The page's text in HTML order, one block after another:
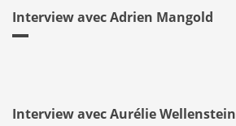
Interview avec Adrien Mangold
Interview avec Aurélie Wellenstein